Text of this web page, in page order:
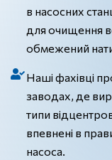
в насосних
для очищення
обмежений
Наші фахівці
заводах, де
типи
впевнені в
насоса.